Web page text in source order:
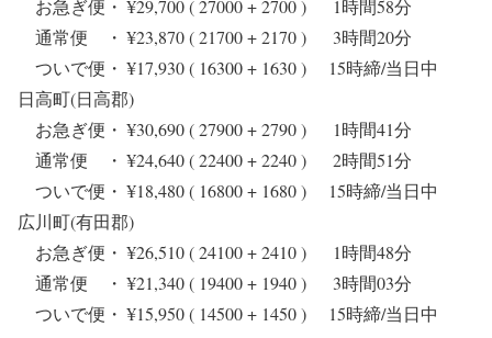
お急ぎ便・ ¥29,700 ( 27000 + 2700 ) 1時間58分
通常便 ・ ¥23,870 ( 21700 + 2170 ) 3時間20分
ついで便・ ¥17,930 ( 16300 + 1630 ) 15時締/当日中
日高町(日高郡)
お急ぎ便・ ¥30,690 ( 27900 + 2790 ) 1時間41分
通常便 ・ ¥24,640 ( 22400 + 2240 ) 2時間51分
ついで便・ ¥18,480 ( 16800 + 1680 ) 15時締/当日中
広川町(有田郡)
お急ぎ便・ ¥26,510 ( 24100 + 2410 ) 1時間48分
通常便 ・ ¥21,340 ( 19400 + 1940 ) 3時間03分
ついで便・ ¥15,950 ( 14500 + 1450 ) 15時締/当日中